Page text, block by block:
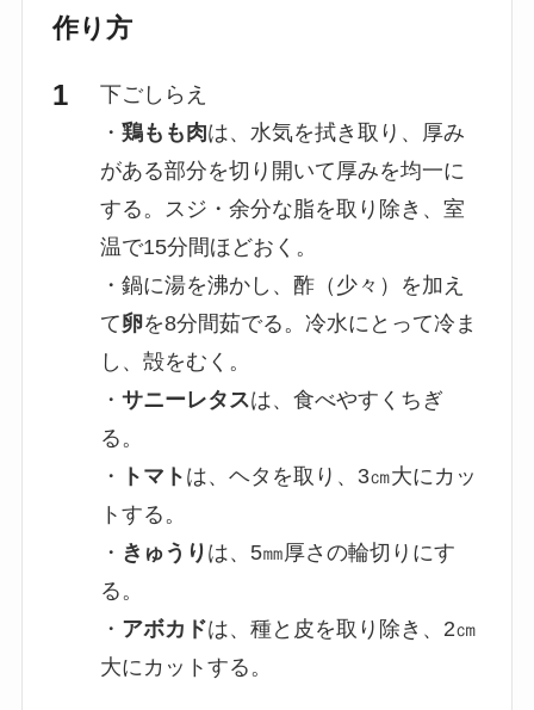
作り方
下ごしらえ
・ 鶏もも肉は、水気を拭き取り、厚み
がある部分を切り開いて厚みを均一に
する。スジ・余分な脂を取り除き、室
温で15分間ほどおく。
・鍋に湯を沸かし、酢（少々）を加え
て卵を8分間茹でる。冷水にとって冷ま
し、殻をむく。
・ サニーレタスは、食べやすくちぎ
る。
・
トマト は、ヘタを取り、3㎝大にカッ
トする。
・ きゅうり は、5㎜厚さの輪切りにす
る。
・ アボカドは、種と皮を取り除き、2㎝
大にカットする。